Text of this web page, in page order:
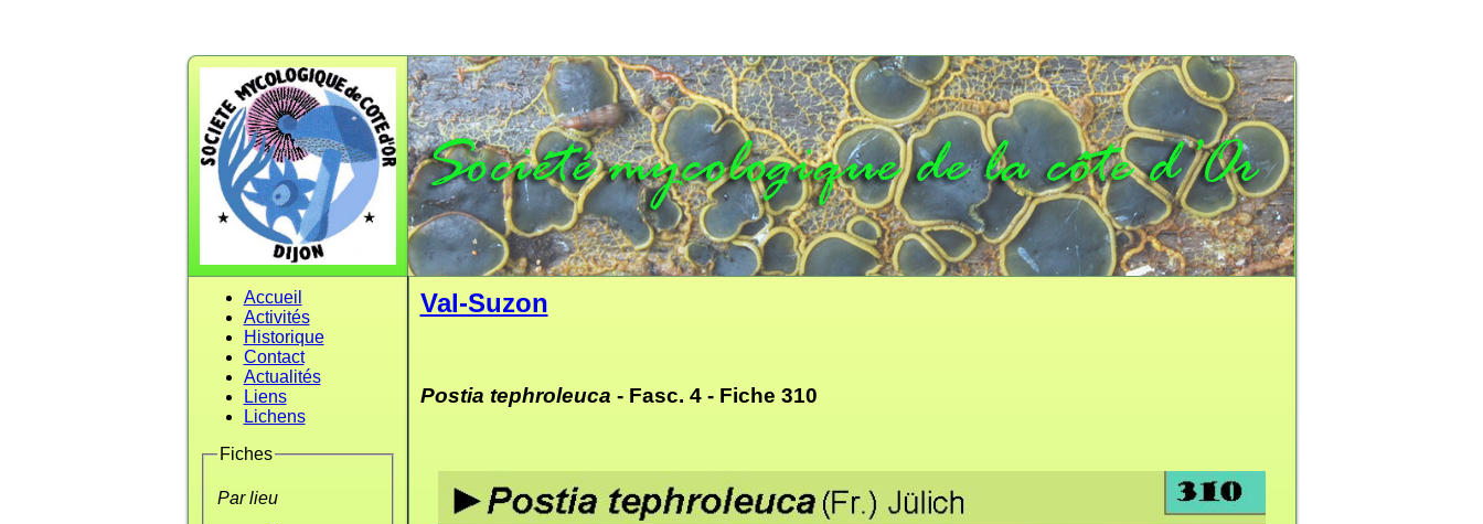
Accueil
Activités
Historique
Contact
Actualités
Liens
Lichens
Fiches
Par lieu
Val-Suzon
Postia tephroleuca - Fasc. 4 - Fiche 310